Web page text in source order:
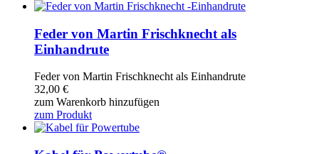
Feder von Martin Frischknecht als
Einhandrute
Feder von Martin Frischknecht als Einhandrute
32,00 €
zum Warenkorb hinzufügen
zum Produkt